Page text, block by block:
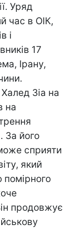
Уряд
час в ОІК,
і
17
Ірану,
Зіа на
на
За його
сприяти
який
помірного
продовжує